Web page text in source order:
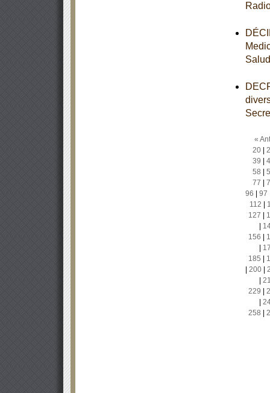
«
20|
39
58
77
96
97
112
127
156
185
200|
229
258